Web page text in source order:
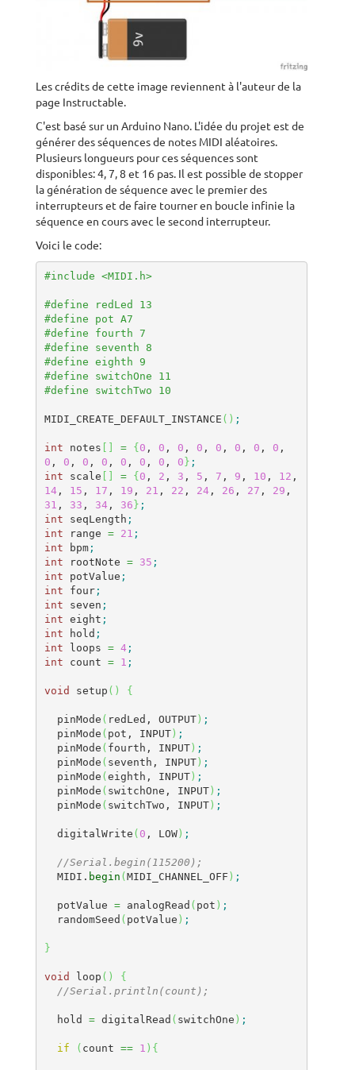
Les crédits de cette image reviennent à l'auteur de la
page Instructable.
C'est basé sur un Arduino Nano. L'idée du projet est de
générer des séquences de notes MIDI aléatoires.
Plusieurs longueurs pour ces séquences sont
disponibles: 4, 7, 8 et 16 pas. Il est possible de stopper
la génération de séquence avec le premier des
interrupteurs et de faire tourner en boucle infinie la
séquence en cours avec le second interrupteur.
Voici le code:
#include <MIDI.h>
#define redLed 13
#define pot A7
#define fourth 7
#define seventh 8
#define eighth 9
#define switchOne 11
#define switchTwo 10
MIDI_CREATE_DEFAULT_INSTANCE ( ) ;
int notes = { 0 , 0 , 0 , 0 , 0 , 0 , 0 , 0
0 , 0 , 0 , 0 , 0 , 0 , 0 , 0 } ;
int scale = { 0 , 2 , 3 , 5 , 7 , 9 , 10 , 12
14, 15 , 17 , 19 , 21 , 22 , 24, 26 , 27 , 29
31 , 33 , 34, 36 } ;
int seqLength ;
int range = 21 ;
int bpm;
int rootNote = 35 ;
int potValue ;
int four;
int seven ;
int eight ;
int hold ;
int loops = 4;
int count = 1 ;
void setup ( ) {
  pinMode
( redLed, OUTPUT) ;
  pinMode
( pot, INPUT) ;
  pinMode
( fourth, INPUT) ;
  pinMode
( seventh, INPUT) ;
  pinMode
( eighth, INPUT) ;
  pinMode
( switchOne, INPUT) ;
  pinMode
( switchTwo, INPUT) ;
  digitalWrite
( 0 , LOW) ;
//Serial.begin(115200);
  MIDI.
begin ( MIDI_CHANNEL_OFF ) ;
  potValue
= analogRead ( pot ) ;
  randomSeed
( potValue ) ;
}
void loop ( )
{
//Serial.println(count);
  hold
= digitalRead ( switchOne ) ;
if ( count == 1 ) {